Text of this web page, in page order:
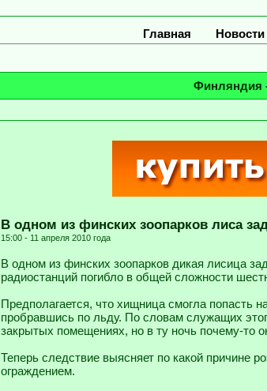
Главная Новости
Финляндия
В одном из финских зоопарков лиса
15:00 - 11 апреля 2010 года
В одном из финских зоопарков дикая лисица
радиостанций погибло в общей сложности
Предполагается, что хищница смогла попасть
пробравшись по льду. По словам служащих
закрытых помещениях, но в ту ночь почему-то
Теперь следствие выясняет по какой причине
ограждением.